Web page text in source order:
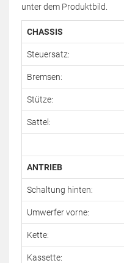
unter dem Produktbild.
CHASSIS
Steuersatz:
Bremsen:
Stütze:
Sattel:
ANTRIEB
Schaltung hinten:
Umwerfer vorne:
Kette:
Kassette: